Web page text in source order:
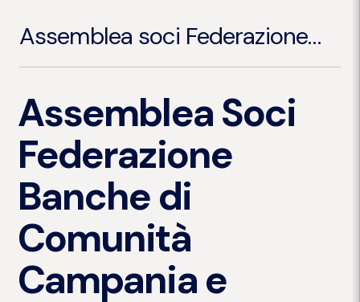
Assemblea soci Federazione
Banche di Comunità Campania
e Calabria 2025
Assemblea Soci
Federazione
Banche di
Comunità
Campania e